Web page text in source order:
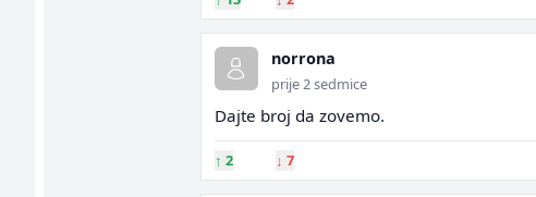
norrona
prije 2 sedmice
Dajte broj da zovemo.
↑ 2 ↓ 7